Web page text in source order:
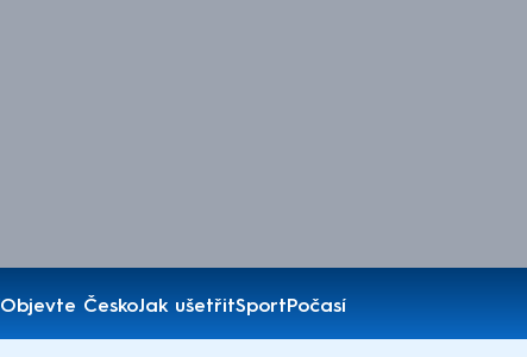
Objevte ČeskoJak ušetřitSportPočasí